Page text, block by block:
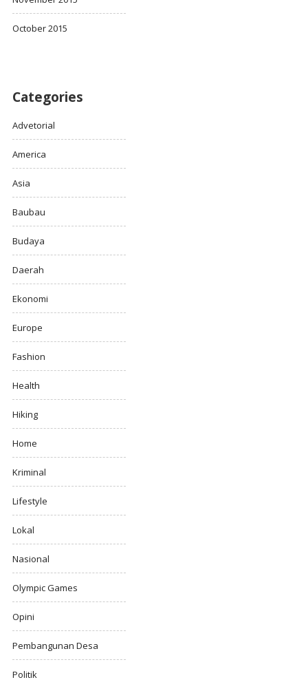
October 2015
Categories
Advetorial
America
Asia
Baubau
Budaya
Daerah
Ekonomi
Europe
Fashion
Health
Hiking
Home
Kriminal
Lifestyle
Lokal
Nasional
Olympic Games
Opini
Pembangunan Desa
Politik